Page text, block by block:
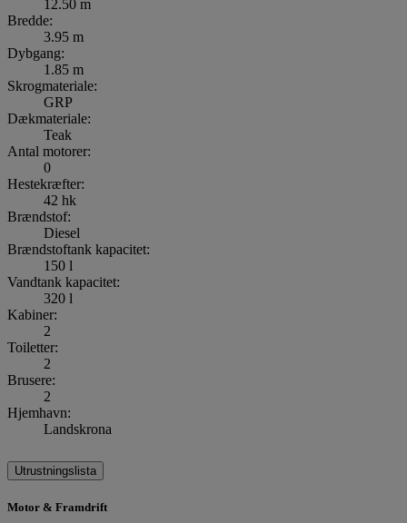
12.50 m
Bredde:
3.95 m
Dybgang:
1.85 m
Skrogmateriale:
GRP
Dækmateriale:
Teak
Antal motorer:
0
Hestekræfter:
42 hk
Brændstof:
Diesel
Brændstoftank kapacitet:
150 l
Vandtank kapacitet:
320 l
Kabiner:
2
Toiletter:
2
Brusere:
2
Hjemhavn:
Landskrona
Utrustningslista
Motor & Framdrift